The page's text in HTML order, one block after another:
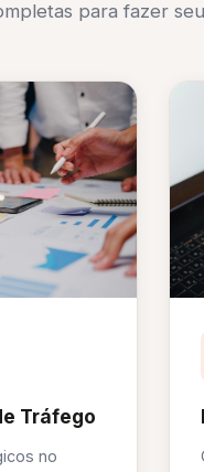
para fazer
Tráfego
no